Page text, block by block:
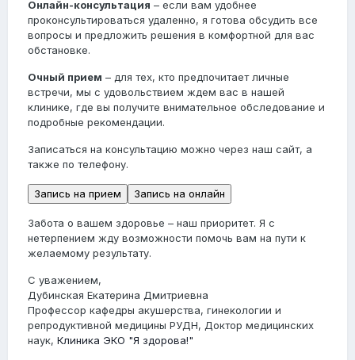
Онлайн-консультация – если вам удобнее
проконсультироваться удаленно, я готова обсудить все
вопросы и предложить решения в комфортной для вас
обстановке.
Очный прием – для тех, кто предпочитает личные
встречи, мы с удовольствием ждем вас в нашей
клинике, где вы получите внимательное обследование и
подробные рекомендации.
Записаться на консультацию можно через наш сайт, а
также по телефону.
Запись на прием Запись на онлайн
Забота о вашем здоровье – наш приоритет. Я с
нетерпением жду возможности помочь вам на пути к
желаемому результату.
С уважением,
Дубинская Екатерина Дмитриевна
Профессор кафедры акушерства, гинекологии и
репродуктивной медицины РУДН, Доктор медицинских
наук, Клиника ЭКО "Я здорова!"